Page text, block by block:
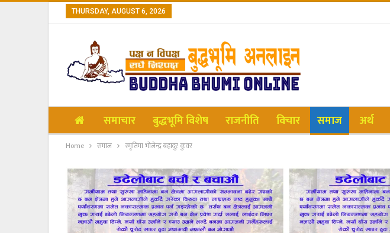
THURSDAY, AUGUST 6, 2026
समाचार बुद्धभूमि विशेष राजनीति विचार समाज अर्थ
Home समाज स्मृतिमा भोजेन्द्र बहादुर कुवर